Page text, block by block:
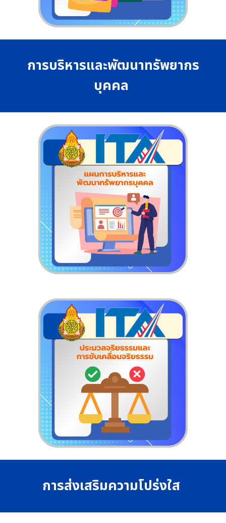
การบริหารและพัฒนาทรัพยากร
บุคคล
การส่งเสริมความโปร่งใส